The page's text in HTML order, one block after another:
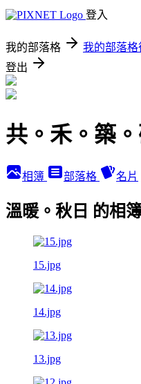
登入
我的部落格 我的部落格
登出
共。禾。築
相簿 部落格 名片
溫暖。秋日 的相
15.jpg
14.jpg
13.jpg